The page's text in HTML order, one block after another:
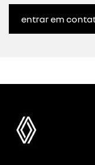
entrar em